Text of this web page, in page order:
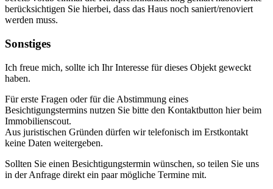
berücksichtigen Sie hierbei, dass das Haus noch saniert/renoviert
werden muss.
Sonstiges
Ich freue mich, sollte ich Ihr Interesse für dieses Objekt geweckt
haben.
Für erste Fragen oder für die Abstimmung eines
Besichtigungstermins nutzen Sie bitte den Kontaktbutton hier beim
Immobilienscout.
Aus juristischen Gründen dürfen wir telefonisch im Erstkontakt
keine Daten weitergeben.
Sollten Sie einen Besichtigungstermin wünschen, so teilen Sie uns
in der Anfrage direkt ein paar mögliche Termine mit.